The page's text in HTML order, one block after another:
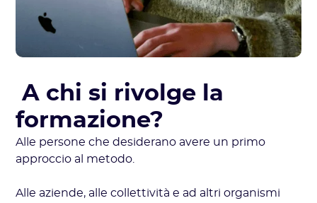
A chi si rivolge la
formazione?
Alle persone che desiderano avere un primo
approccio al metodo.
Alle aziende, alle collettività e ad altri organismi